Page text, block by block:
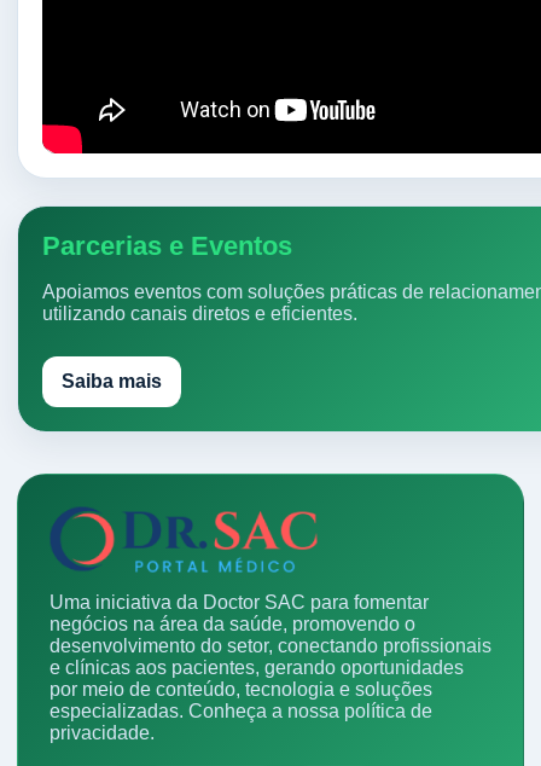
Parcerias e Eventos
Apoiamos eventos com soluções práticas de
utilizando canais diretos e eficientes.
Saiba mais
Uma iniciativa da Doctor SAC para fomentar
negócios na área da saúde, promovendo o
desenvolvimento do setor, conectando profissionais
e clínicas aos pacientes, gerando oportunidades
por meio de conteúdo, tecnologia e soluções
especializadas. Conheça a nossa política de
privacidade.